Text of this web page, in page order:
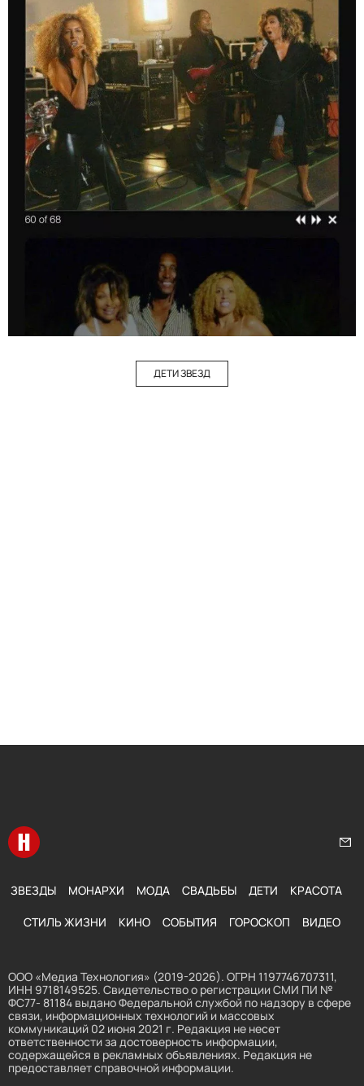
ДЕТИ ЗВЕЗД
Перейти на главную
ЗВЕЗДЫ МОНАРХИ МОДА СВАДЬБЫ ДЕТИ КРАСОТА
СТИЛЬ ЖИЗНИ КИНО СОБЫТИЯ ГОРОСКОП ВИДЕО
ООО «Медиа Технология» (2019-2026). ОГРН 1197746707311,
ИНН 9718149525. Свидетельство о регистрации СМИ ПИ №
ФС77- 81184 выдано Федеральной службой по надзору в сфере
связи, информационных технологий и массовых
коммуникаций 02 июня 2021 г. Редакция не несет
ответственности за достоверность информации,
содержащейся в рекламных объявлениях. Редакция не
предоставляет справочной информации.